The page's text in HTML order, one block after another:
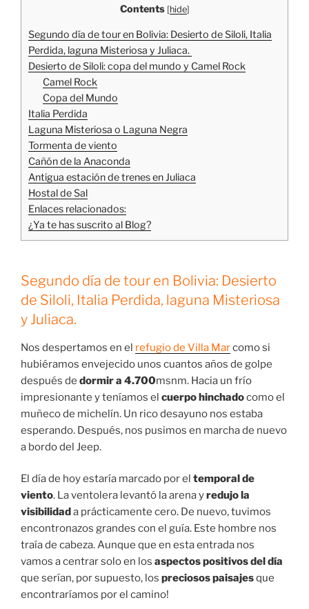
Contents [hide]
Segundo día de tour en Bolivia: Desierto de Siloli, Italia
Perdida, laguna Misteriosa y Juliaca.
Desierto de Siloli: copa del mundo y Camel Rock
Camel Rock
Copa del Mundo
Italia Perdida
Laguna Misteriosa o Laguna Negra
Tormenta de viento
Cañón de la Anaconda
Antigua estación de trenes en Juliaca
Hostal de Sal
Enlaces relacionados:
¿Ya te has suscrito al Blog?
Segundo día de tour en Bolivia: Desierto
de Siloli, Italia Perdida, laguna Misteriosa
y Juliaca.
Nos despertamos en el refugio de Villa Marcomo si
hubiéramos envejecido unos cuantos años de golpe
después de dormir a 4.700msnm. Hacia un frío
impresionante y teníamos el cuerpo hinchadocomo el
muñeco de michelín. Un rico desayuno nos estaba
esperando. Después, nos pusimos en marcha de nuevo
a bordo del Jeep.
El día de hoy estaría marcado por el temporal de
viento. La ventolera levantó la arena yredujo la
visibilidad a prácticamente cero. De nuevo, tuvimos
encontronazos grandes con el guía. Este hombre nos
traía de cabeza. Aunque que en esta entrada nos
vamos a centrar solo en los aspectos positivos del día
que serían, por supuesto, los preciosos paisajesque
encontraríamos por el camino!